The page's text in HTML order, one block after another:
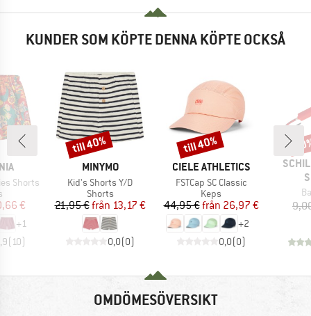
KUNDER SOM KÖPTE DENNA KÖPTE OCKSÅ
Shorts
pris
€
+1
(10)
VARUMÄRKE
MINYMO
Produkter
Kid's Shorts Y/D
Produktgrupp
Shorts
Pris
21,95 € Reducerat pris
från 13,17 €
0,0(0)
Rabatt
till 40%
VARUMÄRKE
CIELE ATHLETICS
Produkter
FSTCap SC Classic
Produktgrupp
Keps
Pris
44,95 € Reducerat pris
från 26,97 €
+2
0,0(0)
Rabatt
till 40%
OMDÖMESÖVERSIKT